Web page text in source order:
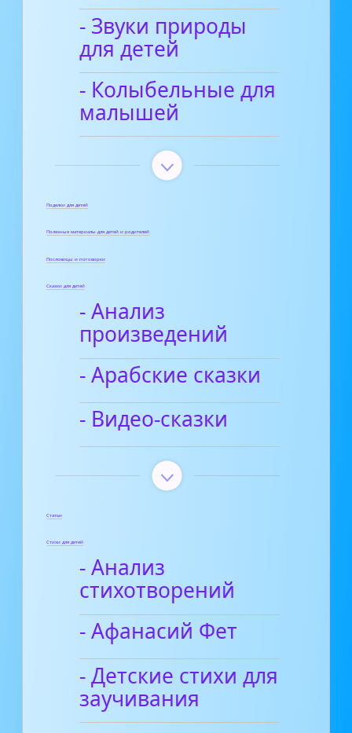
- Звуки природы
для детей
- Колыбельные для
малышей
Поделки для детей
Полезные материалы для детей и родителей
Пословицы и поговорки
Сказки для детей
- Анализ
произведений
- Арабские сказки
- Видео-сказки
Статьи
Стихи для детей
- Анализ
стихотворений
- Афанасий Фет
- Детские стихи для
заучивания